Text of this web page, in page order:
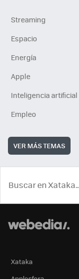
Streaming
Espacio
Energía
Apple
Inteligencia artificial
Empleo
VER MÁS TEMAS
Xataka